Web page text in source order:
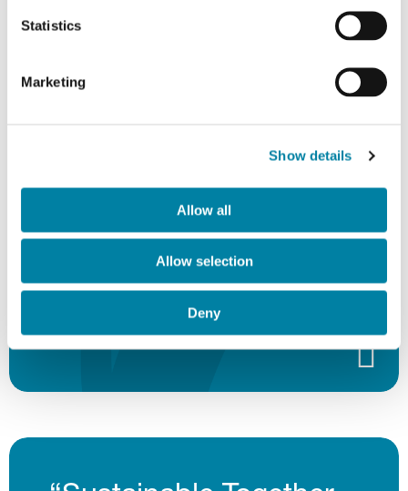
Statistics
Marketing
Show details
Allow all
Allow selection
Deny
Guala Closures ottiene
Equity Wire ESG
Sustainability Strategy"